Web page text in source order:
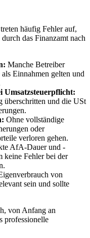
häufig Fehler auf,
das Finanzamt nach
Manche Betreiber
als Einnahmen gelten und
Umsatzsteuerpflicht:
überschritten und die USt
Ohne vollständige
oder
verloren gehen.
AfA-Dauer und -
keine Fehler bei der
von
sein und sollte
von Anfang an
professionelle